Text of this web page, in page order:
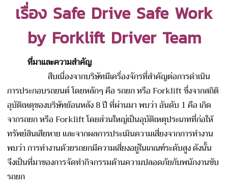
เรื่อง Safe Drive Safe Work
by Forklift Driver Team
ที่มาและความสำคัญ
สืบเนื่องจากบริษัทมีเครื่องจักรที่สำคัญต่อการดำเนิน
การประกอบรถยนต์ โดยหลักๆ คือ รถยก หรือ Forklift ซึ่งจากสถิติ
อุบัติเหตุของบริษัทย้อนหลัง 8 ปี ที่ผ่านมา พบว่า อันดับ 1 คือ เกิด
จากรถยก หรือ Forklift โดยส่วนใหญ่เป็นอุบัติเหตุประเภทที่ก่อให้
ทรัพย์สินเสียหาย และจากผลการประเมินความเสี่ยงจากการทำงาน
พบว่า การทำงานด้วยรถยกมีความเสี่ยงอยู่ในเกณฑ์ระดับสูง ดังนั้น
จึงเป็นที่มาของการจัดทำกิจกรรมด้านความปลอดภัยกับพนักงานขับ
รถยก